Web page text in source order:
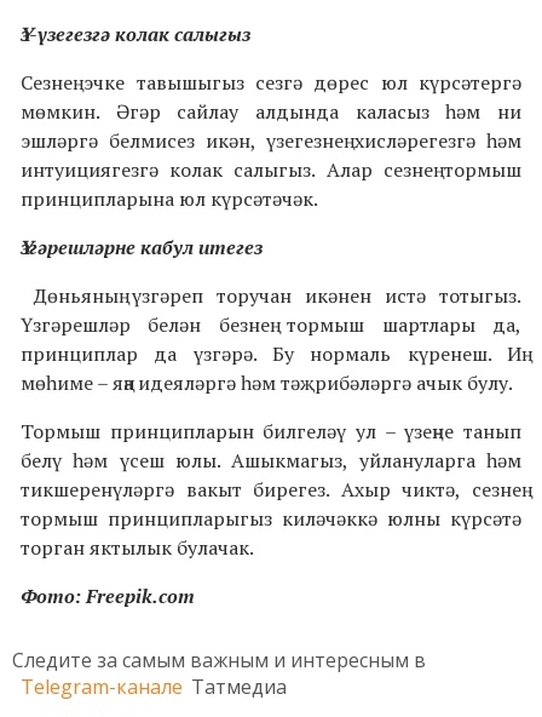
Үз-үзегезгә колак салыгыз
Сезнең эчке тавышыгыз сезгә дөрес юл күрсәтергә
мөмкин. Әгәр сайлау алдында каласыз һәм ни
эшләргә белмисез икән, үзегезнең хисләрегезгә һәм
интуициягезгә колак салыгыз. Алар сезнең тормыш
принципларына юл күрсәтәчәк.
Үзгәрешләрне кабул итегез
Дөньяның үзгәреп торучан икәнен истә тотыгыз.
Үзгәрешләр белән безнең тормыш шартлары да,
принциплар да үзгәрә. Бу нормаль күренеш. Иң
мөһиме – яңа идеяләргә һәм тәҗрибәләргә ачык булу.
Тормыш принципларын билгеләү ул – үзеңне танып
белү һәм үсеш юлы. Ашыкмагыз, уйлануларга һәм
тикшеренүләргә вакыт бирегез. Ахыр чиктә, сезнең
тормыш принципларыгыз киләчәккә юлны күрсәтә
торган яктылык булачак.
Фото: Freepik.com
Следите за самым важным и интересным в
Telegram-канале Татмедиа